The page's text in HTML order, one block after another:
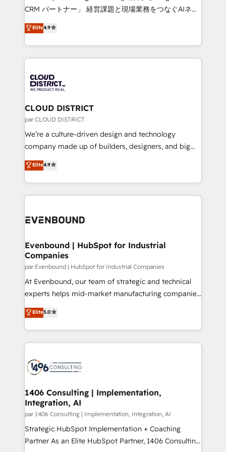
measurable growth. 🌎 Highlights: • 10+ years as a
Migration Excellence. • Top 3 Partner of the Year
LATAM 2022, 2023, 2024, 2025. • Partner of the Year
with HubSpot? Let Cebra’s experts help you grow
faster, smarter, and with impact.
CRM パートナー」 経営課題と現場業務をつなぐAIネイ
ティブ・エージェンシーとして、HubSpot Eliteの実装
力で顧客フロント業務を再設計します。 💡 100inc は何
をする会社か？ HubSpotを共通基盤に、AIエージェン
トを組み込んだ顧客フロント業務（マーケティング・営
ィブ・エージェンシーです。事業部・グループ会社・部
門が分立する組織で、データと業務プロセスのサイロ化
を、CRMを軸とした全社共通基盤に再構築します。意
思決定者・PMO・現場担当者に並走します。 1️⃣
HubSpot導入・活用支援 顧客データの一元化から、
GTMの見える化・自動化まで。全Hub統合運用、デー
2️⃣ AIエージェント組織構築 営業・マーケティング業務
の一部をAIが自律実行する組織への移行を設計・実装。
DX × AI推進のPMO伴走支援 複数部門をまたぐDX×AI変
の統合・浸透・変革管理を実行します。 ▸ CMS戦略設
計・構築：リード獲得・CVR・SEOを前提にした情報設
提供。 ▸ 既存CRM・MAからの移行支援：Salesforce・
Marketo・Pardot等からの移行、カスタム設計、履歴
データ移行と活用設計まで。 ▸ AEO対応：ChatGPT・
か？ ✓ HubSpot Eliteパートナー認定 ✓ HubSpotアワ
ード受賞・HUGリーダー ✓ ISO27001:2022 /
ISO9001:2015 取得 ✓ 400社以上の導入実績 ✓
状整理の壁打ちなど、構想段階からお気軽にお問い合わ
せください。
Elite4.9
CLOUD DISTRICT
par CLOUD DISTRICT
We’re a culture-driven design and technology
company made up of builders, designers, and big
thinkers. We blend strategy, design, and
development—always fueled by curiosity—to turn
ideas, opportunities, and challenges into meaningful
experiences. To us, technology is more than just
and—most importantly—simple. That’s why we lean
products and strategies that actually make a
difference.
Elite4.9
Evenbound | HubSpot for Industrial
Companies
par Evenbound | HubSpot for Industrial Companies
At Evenbound, our team of strategic and technical
experts helps mid-market manufacturing companies
achieve real growth. We specialize in delivering
tailored solutions that drive results by leveraging
HubSpot’s platform and data to fuel success.
Technical Solutions: - HubSpot Technical Consulting -
Onboarding - Data Migration & Integrations -
Technical Audit & Optimization Strategic Solutions: -
Revenue Operations - Inbound Marketing -
Outbound Marketing - HubSpot CMS Website
Design & Development We empower our clients to
reach their full potential by providing transparent,
relationship-driven support. With over 300 HubSpot
Elite5.0
1406 Consulting | Implementation,
Integration, AI
par 1406 Consulting | Implementation, Integration, AI
Strategic HubSpot Implementation + Coaching
Partner As an Elite HubSpot Partner, 1406 Consulting